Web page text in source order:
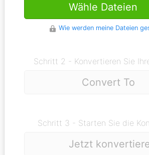
Wähle Dateien
Wie werden meine Dateien
Schritt 2 - Konvertieren Sie
Schritt 3 - Starten Sie die
Jetzt